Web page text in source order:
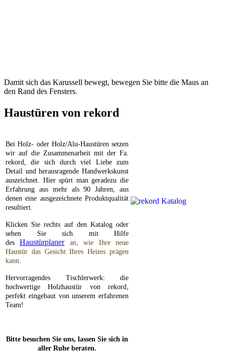
Damit sich das Karussell bewegt, bewegen Sie bitte die Maus an
den Rand des Fensters.
Haustüren von rekord
Bei Holz- oder Holz/Alu-Haustüren setzen
wir auf die Zusammenarbeit mit der Fa.
rekord, die sich durch viel Liebe zum
Detail und herausragende Handwerkskunst
auszeichnet. Hier spürt man geradezu die
Erfahrung aus mehr als 90 Jahren, aus
denen eine ausgezeichnete Produktqualität
resultiert.
Klicken Sie rechts auf den Katalog oder
sehen Sie sich mit Hilfe
desHaustürplaneran, wie Ihre neue
Haustür das Gesicht Ihres Heims prägen
kann.
Hervorragendes Tischlerwerk: die
hochwertige Holzhaustür von rekord,
perfekt eingebaut von unserem erfahrenen
Team!
Bitte besuchen Sie uns, lassen Sie sich in
aller Ruhe beraten.